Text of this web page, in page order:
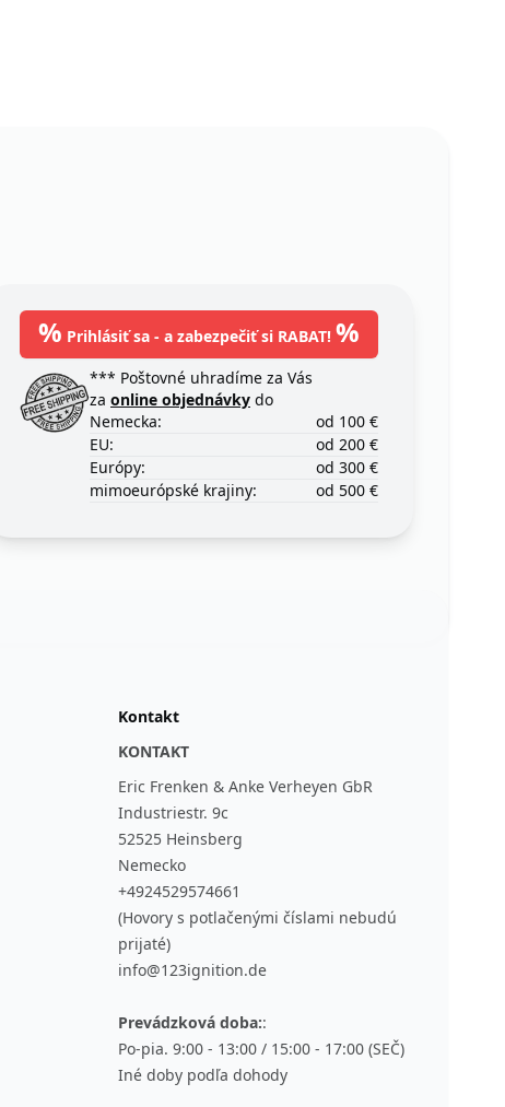
% Prihlásiť sa - a zabezpečiť si RABAT! %
*** Poštovné uhradíme za Vás
za online objednávky do
Nemecka:
od 100 €
EU:
od 200 €
Európy:
od 300 €
mimoeurópské krajiny:
od 500 €
Kontakt
KONTAKT
Eric Frenken & Anke Verheyen GbR
Industriestr. 9c
52525 Heinsberg
Nemecko
+4924529574661
(Hovory s potlačenými číslami nebudú
prijaté)
info@123ignition.de
Prevádzková doba::
Po-pia. 9:00 - 13:00 / 15:00 - 17:00 (SEČ)
Iné doby podľa dohody